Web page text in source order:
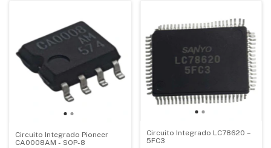
Circuito Integrado Pioneer
CA0008AM - SOP-8
Circuito Integrado LC78620 –
5FC3